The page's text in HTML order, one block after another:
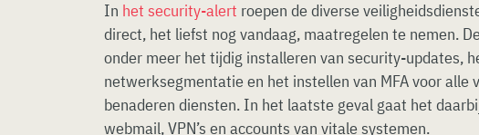
In het security-alert roepen de diverse
direct, het liefst nog vandaag, maatregelen te nemen.
onder meer het tijdig installeren van security-updates,
netwerksegmentatie en het instellen van MFA voor alle
benaderen diensten. In het laatste geval gaat het
webmail, VPN’s en accounts van vitale systemen.